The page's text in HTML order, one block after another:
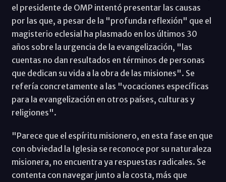
el presidente de OMP intentó presentar las causas
por las que, a pesar de la "profunda reflexión" que el
magisterio eclesial ha plasmado en los últimos 30
años sobre la urgencia de la evangelización, "las
cuentas no dan resultados en términos de personas
que dedican su vida a la obra de las misiones". Se
refería concretamente a las "vocaciones específicas
para la evangelización en otros países, culturas y
religiones".
"Parece que el espíritu misionero, en esta fase en que
con obviedad la Iglesia se reconoce por su naturaleza
misionera, no encuentra ya respuestas radicales. Se
contenta con navegar junto a la costa, más que